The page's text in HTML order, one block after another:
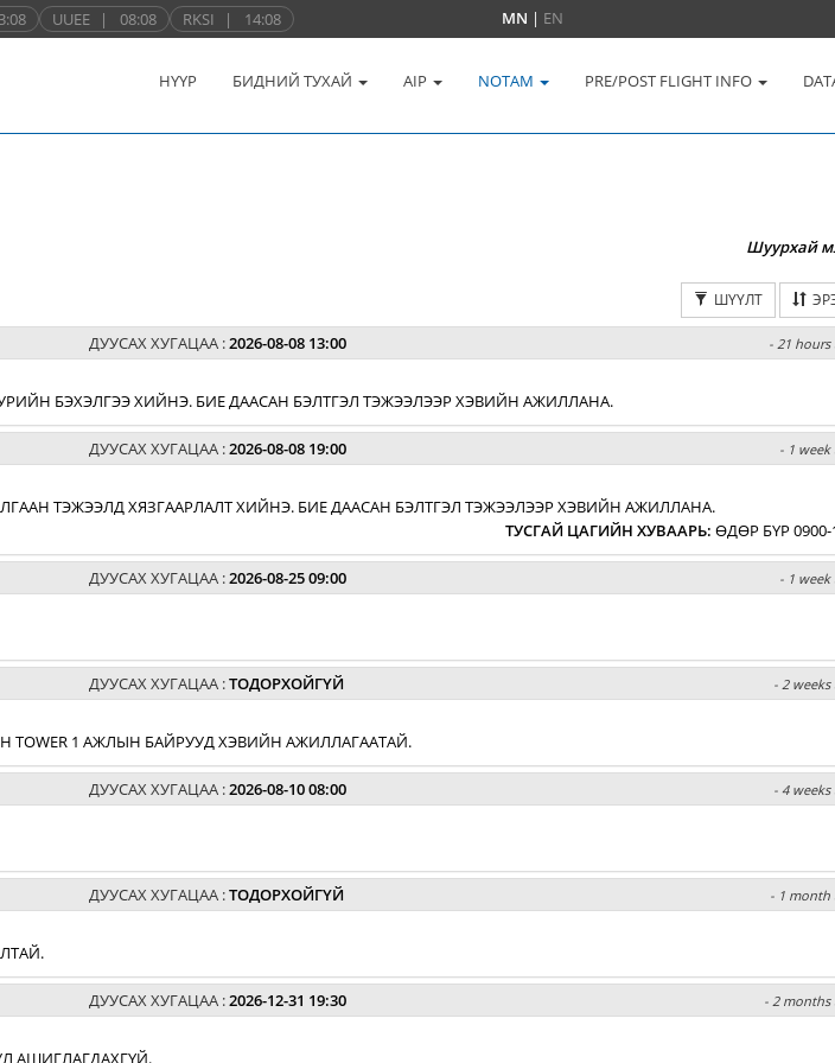
UUEE | 08:08 RKSI | 14:08 MN | EN
НҮҮР БИДНИЙ ТУХАЙ AIP NOTAM PRE/POST FLIGHT INFO
Шуурхай
ШҮҮЛТ
ДУУСАХ ХУГАЦАА :2026-08-08 13:00 - 21 hours
БЭХЭЛГЭЭ ХИЙНЭ. БИЕ ДААСАН БЭЛТГЭЛ ТЭЖЭЭЛЭЭР ХЭВИЙН АЖИЛЛАНА.
ДУУСАХ ХУГАЦАА :2026-08-08 19:00 - 1 week
ТЭЖЭЭЛД ХЯЗГААРЛАЛТ ХИЙНЭ. БИЕ ДААСАН БЭЛТГЭЛ ТЭЖЭЭЛЭЭР ХЭВИЙН АЖИЛЛАНА.
ТУСГАЙ ЦАГИЙН ХУВААРЬ: ӨДӨР БҮР 0900-
ДУУСАХ ХУГАЦАА :2026-08-25 09:00 - 1 week
ДУУСАХ ХУГАЦАА :ТОДОРХОЙГҮЙ - 2 weeks
TOWER 1 АЖЛЫН БАЙРУУД ХЭВИЙН АЖИЛЛАГААТАЙ.
ДУУСАХ ХУГАЦАА :2026-08-10 08:00 - 4 weeks
ДУУСАХ ХУГАЦАА :ТОДОРХОЙГҮЙ - 1 month
ДУУСАХ ХУГАЦАА :2026-12-31 19:30 - 2 months
АШИГЛАГДАХГҮЙ.